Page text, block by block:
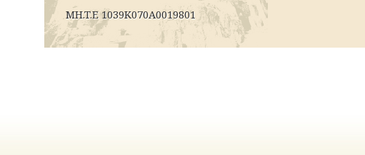
MH.T.E 1039K070A0019801